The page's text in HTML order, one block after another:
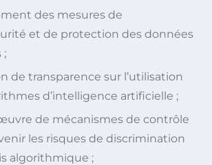
des mesures de
et de protection des données
;
de transparence sur l’utilisation
d’intelligence artificielle ;
de mécanismes de contrôle
les risques de discrimination
algorithmique ;